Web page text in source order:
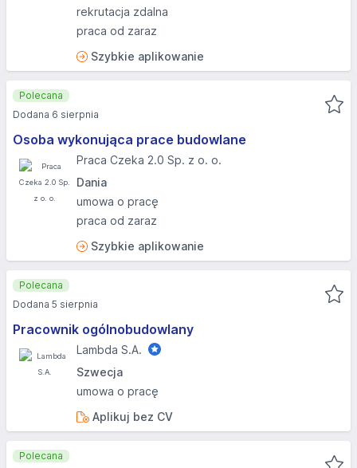
rekrutacja zdalna
praca od zaraz
Szybkie aplikowanie
Osoba wykonująca prace budowlane
Praca Czeka 2.0 Sp. z o. o.
Dania
umowa o pracę
praca od zaraz
Szybkie aplikowanie
Polecana
Dodana 6 sierpnia
Pracownik ogólnobudowlany
Lambda S.A.
Szwecja
umowa o pracę
Aplikuj bez CV
Polecana
Dodana 5 sierpnia
Polecana